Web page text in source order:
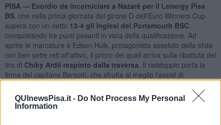
QUInewsPisa.it - Do Not Process My Personal
Information
PISA — Esordio da incorniciare a Nazaré per il Lenergy Pisa
BS, che nella prima giornata del girone D dell'Euro Winners Cup
supera con un netto 13-4 gli inglesi del Portsmouth BSC
conquistando tre punti pesanti in vista della qualificazione. Ad
aprire le marcature è Edson Hulk, protagonista assoluto della sfida
con ben sette reti all'attivo, il primo dei quali arriva sulla ribattuta del
tiro di Chiky Ardil respinto dalla traversa . Il raddoppio porta la
firma del capitano Barsotti, che sfrutta al meglio l'assist di
conclusione al volo su suggerimento dello stesso Ardil. Il Pisa
continua a spingere e trova altre due reti conHulk: la prima ancora